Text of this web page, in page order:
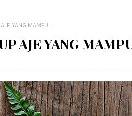
YANG MAMPU....
AJE YANG